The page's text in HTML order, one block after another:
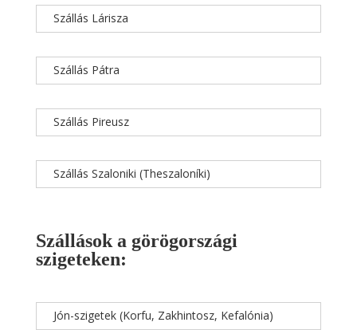
Szállás Lárisza
Szállás Pátra
Szállás Pireusz
Szállás Szaloniki (Theszaloníki)
Szállások a görögországi
szigeteken:
Jón-szigetek (Korfu, Zakhintosz, Kefalónia)